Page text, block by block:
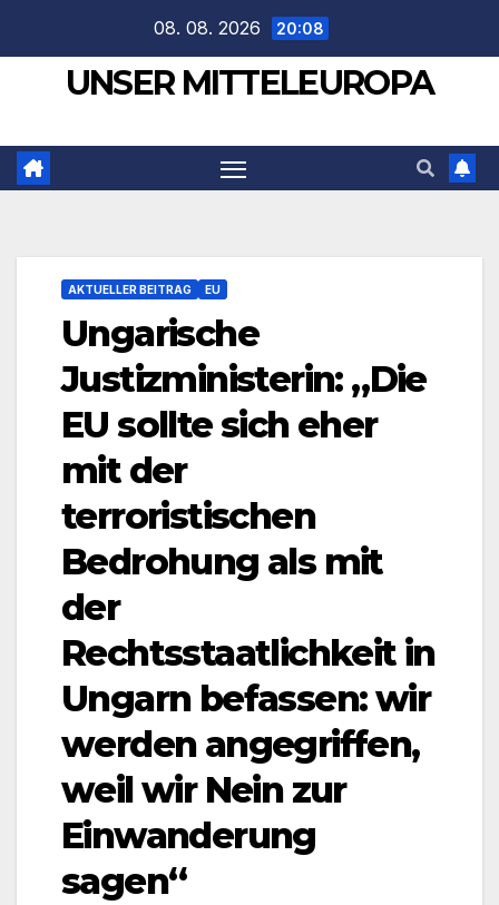
springen
08. 08. 2026 20:08
UNSER MITTELEUROPA
AKTUELLER BEITRAG EU
Ungarische
Justizministerin: „Die
EU sollte sich eher
mit der
terroristischen
Bedrohung als mit
der
Rechtsstaatlichkeit in
Ungarn befassen: wir
werden angegriffen,
weil wir Nein zur
Einwanderung
sagen“